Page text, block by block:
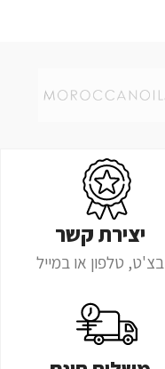
יצירת קשר
בצ'ט, טלפון או במייל